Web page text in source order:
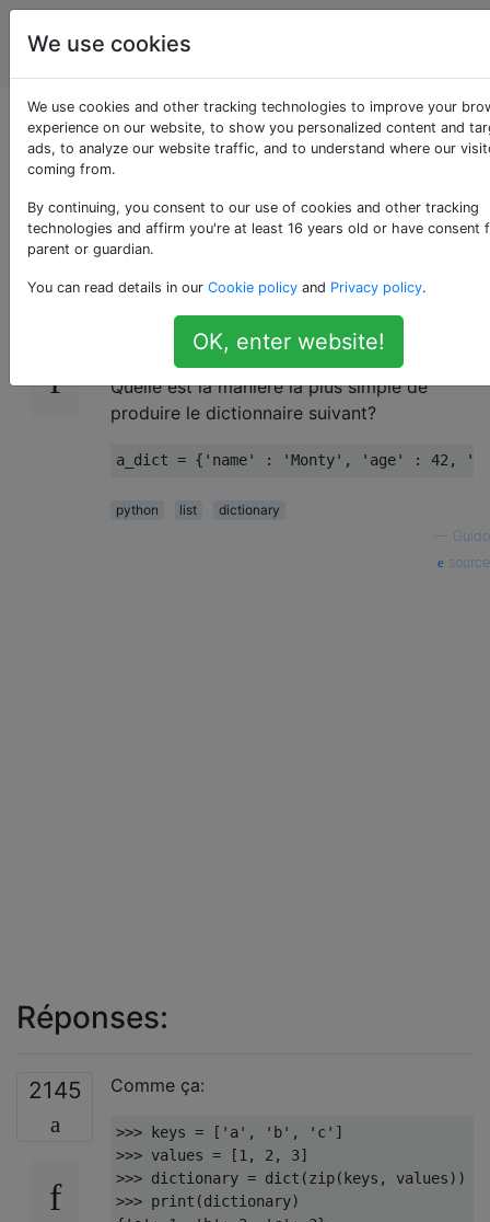
La
programmation
Convertir deux listes
en un dictionnaire
['name', 'age', 'food']
['Monty', 42, 'spam']
Quelle est la manière la plus simple de
produire le dictionnaire suivant?
a_dict = { 'name' : 'Monty' , 'age' : 42 ,
python list
dictionary
Guido
source
Réponses:
2145 Comme ça:
>>> keys = [ 'a' , 'b' , 'c' ]
>>> values = [1 , 2 , 3]
>>> dictionary = dict (zip( keys , values))
>>> print (dictionary)
We use cookies
We use cookies and other tracking technologies to improve your
experience on our website, to show you personalized content and
ads, to analyze our website traffic, and to understand where our
coming from.
By continuing, you consent to our use of cookies and other tracking
technologies and affirm you're at least 16 years old or have consent
parent or guardian.
You can read details in our Cookie policy and Privacy policy.
OK, enter website!